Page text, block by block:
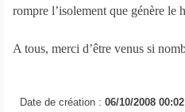
rompre l’isolement que génère le
A tous, merci d’être venus si
Date de création : 06/10/2008 00:02